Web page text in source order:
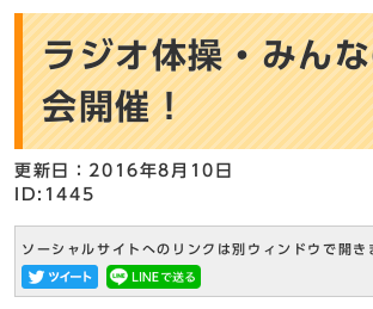
ラジオ体操・みん
会開催！
更新日：2016年8月10日
ID:1445
ソーシャルサイトへのリンクは別ウィンドウで開き